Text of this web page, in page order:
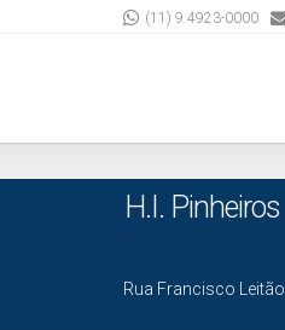
(11) 9 4923-0000
H.I. Pinheiros
Rua Francisco Leitão